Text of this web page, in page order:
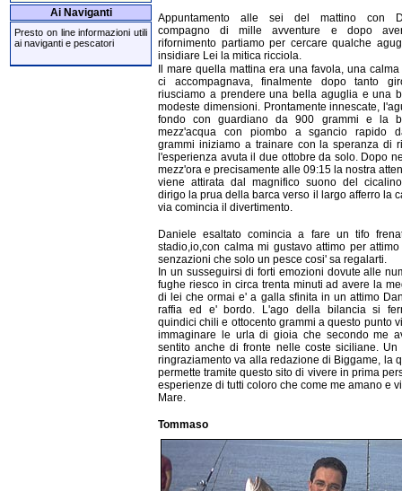
Ai Naviganti
Presto on line informazioni utili
ai naviganti e pescatori
Appuntamento alle sei del mattino con
compagno di mille avventure e dopo
rifornimento partiamo per cercare qualche
insidiare Lei la mitica ricciola.
Il mare quella mattina era una favola, una
ci accompagnava, finalmente dopo tanto
riusciamo a prendere una bella aguglia e una
modeste dimensioni. Prontamente innescate,
fondo con guardiano da 900 grammi e la
mezz'acqua con piombo a sgancio rapido
grammi iniziamo a trainare con la speranza di
l'esperienza avuta il due ottobre da solo. Dopo
mezz'ora e precisamente alle 09:15 la nostra
viene attirata dal magnifico suono del
dirigo la prua della barca verso il largo afferro la
via comincia il divertimento.
Daniele esaltato comincia a fare un tifo
stadio,io,con calma mi gustavo attimo per
senzazioni che solo un pesce cosi' sa regalarti.
In un susseguirsi di forti emozioni dovute alle
fughe riesco in circa trenta minuti ad avere la
di lei che ormai e' a galla sfinita in un attimo
raffia ed e' bordo. L'ago della bilancia si
quindici chili e ottocento grammi a questo punto
immaginare le urla di gioia che secondo me
sentito anche di fronte nelle coste siciliane. Un
ringraziamento va alla redazione di Biggame, la
permette tramite questo sito di vivere in prima
esperienze di tutti coloro che come me amano e
Mare.
Tommaso